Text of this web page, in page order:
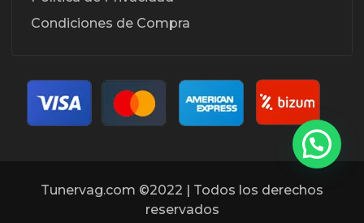
Condiciones de Compra
Tunervag.com ©2022 | Todos los derechos
reservados